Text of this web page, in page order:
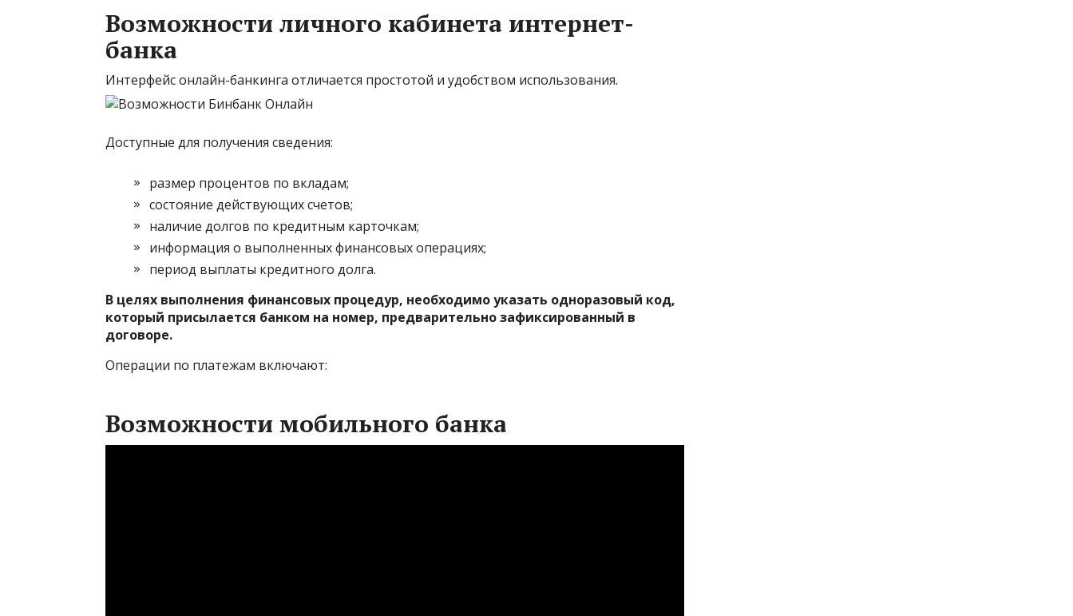
Возможности личного кабинета интернет-
банка
Интерфейс онлайн-банкинга отличается простотой и удобством использования.
Доступные для получения сведения:
размер процентов по вкладам;
состояние действующих счетов;
наличие долгов по кредитным карточкам;
информация о выполненных финансовых операциях;
период выплаты кредитного долга.
В целях выполнения финансовых процедур, необходимо указать одноразовый код,
который присылается банком на номер, предварительно зафиксированный в
договоре.
Операции по платежам включают:
Возможности мобильного банка